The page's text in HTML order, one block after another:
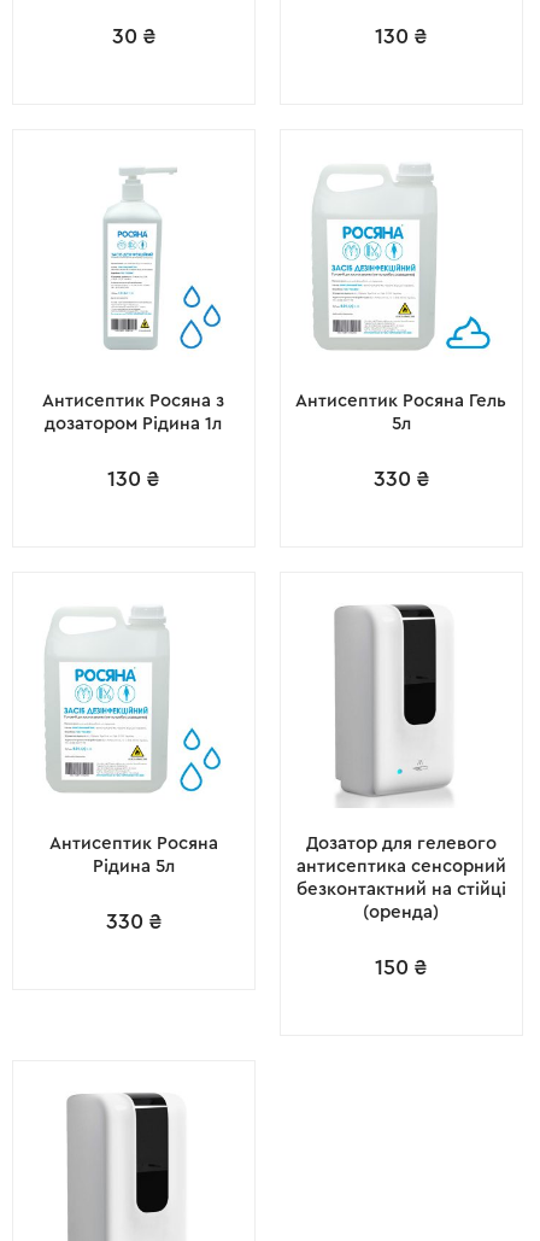
30 ₴ 130 ₴
Антисептик Росяна з
дозатором Рідина 1л
130 ₴
Антисептик Росяна Гель
5л
330 ₴
Антисептик Росяна
Рідина 5л
330 ₴
Дозатор для гелевого
антисептика сенсорний
безконтактний на стійці
(оренда)
150 ₴